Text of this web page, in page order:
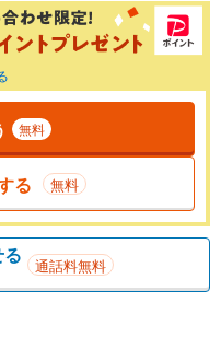
無料
る 無料
通話料無料